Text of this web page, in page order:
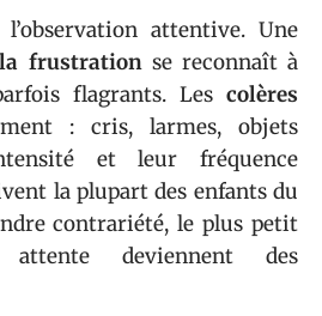
attentive. Une
frustrationse reconnaît à
flagrants. Les colères
: cris, larmes, objets
et leur fréquence
la plupart des enfants du
contrariété, le plus petit
deviennent des